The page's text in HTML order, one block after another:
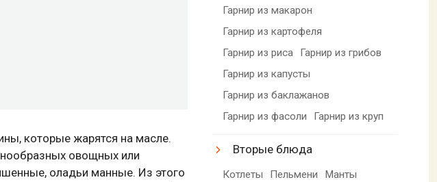
которые жарятся на масле.
овощных или
оладьи манные. Из этого
Гарнир из макарон
Гарнир из картофеля
Гарнир из риса
Гарнир из грибов
Гарнир из капусты
Гарнир из баклажанов
Гарнир из фасоли
Гарнир из круп
Вторые блюда
Котлеты Пельмени
Манты